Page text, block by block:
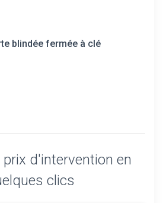
blindée fermée à clé
prix d'intervention en
clics